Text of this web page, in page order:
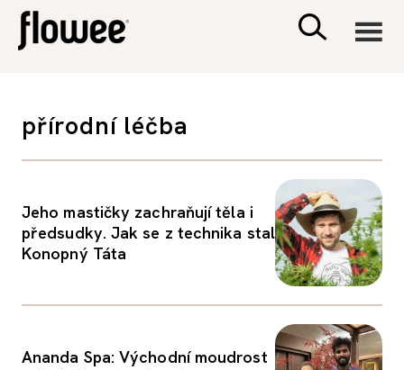
PSYCHOLOGIE
PORADNA
přírodní léčba
Jeho mastičky zachraňují těla i
předsudky. Jak se z technika stal
Konopný Táta
Ananda Spa: Východní moudrost